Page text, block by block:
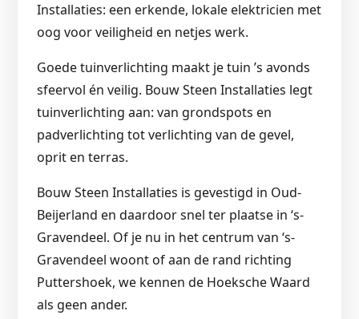
Installaties: een erkende, lokale elektricien met
oog voor veiligheid en netjes werk.
Goede tuinverlichting maakt je tuin ’s avonds
sfeervol én veilig. Bouw Steen Installaties legt
tuinverlichting aan: van grondspots en
padverlichting tot verlichting van de gevel,
oprit en terras.
Bouw Steen Installaties is gevestigd in Oud-
Beijerland en daardoor snel ter plaatse in ‘s-
Gravendeel. Of je nu in het centrum van ‘s-
Gravendeel woont of aan de rand richting
Puttershoek, we kennen de Hoeksche Waard
als geen ander.